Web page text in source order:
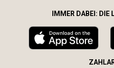
IMMER DABEI: DIE